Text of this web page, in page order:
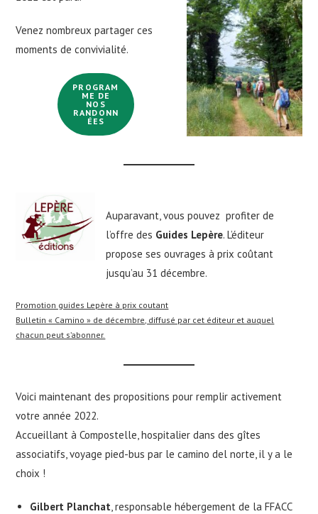
Venez nombreux partager ces
moments de convivialité.
PROGRAM
ME DE
NOS
RANDONN
ÉES
Auparavant, vous pouvez profiter de
l’offre des Guides Lepère. L’éditeur
propose ses ouvrages à prix coûtant
jusqu’au 31 décembre.
Promotion guides Lepère à prix coutant
Bulletin « Camino » de décembre, diffusé par cet éditeur et auquel
chacun peut s’abonner.
Voici maintenant des propositions pour remplir activement
votre année 2022.
Accueillant à Compostelle, hospitalier dans des gîtes
associatifs, voyage pied-bus par le camino del norte, il y a le
choix !
Gilbert Planchat, responsable hébergement de la FFACC